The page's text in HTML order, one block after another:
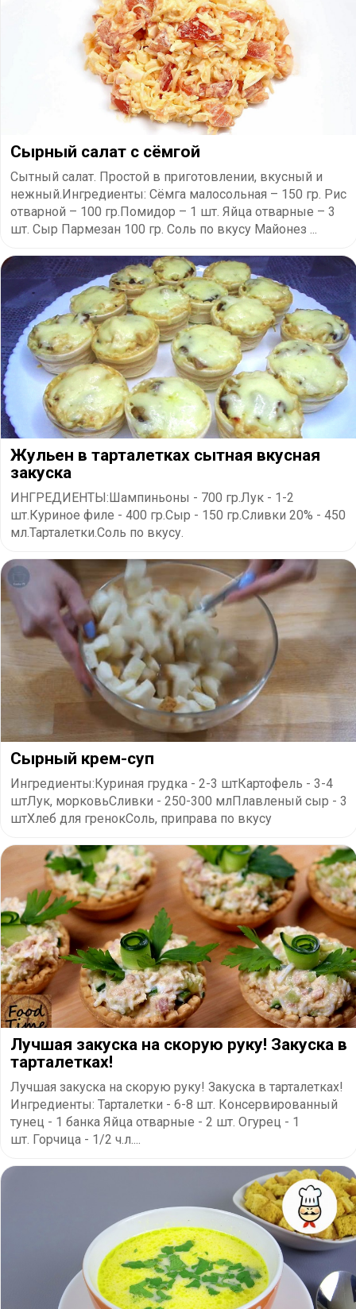
Сырный салат с сёмгой
Сытный салат. Простой в приготовлении, вкусный и
нежный.Ингредиенты: Сёмга малосольная – 150 гр. Рис
отварной – 100 гр.Помидор – 1 шт. Яйца отварные – 3
шт. Сыр Пармезан 100 гр. Соль по вкусу Майонез ...
Жульен в тарталетках сытная вкусная
закуска
ИНГРЕДИЕНТЫ:Шампиньоны - 700 гр.Лук - 1-2
шт.Куриное филе - 400 гр.Сыр - 150 гр.Сливки 20% - 450
мл.Тарталетки.Соль по вкусу.
Сырный крем-суп
Ингредиенты:Куриная грудка - 2-3 штКартофель - 3-4
штЛук, морковьСливки - 250-300 млПлавленый сыр - 3
штХлеб для гренокСоль, приправа по вкусу
Лучшая закуска на скорую руку! Закуска в
тарталетках!
Лучшая закуска на скорую руку! Закуска в тарталетках!
Ингредиенты: Тарталетки - 6-8 шт. Консервированный
тунец - 1 банка Яйца отварные - 2 шт. Огурец - 1
шт. Горчица - 1/2 ч.л....